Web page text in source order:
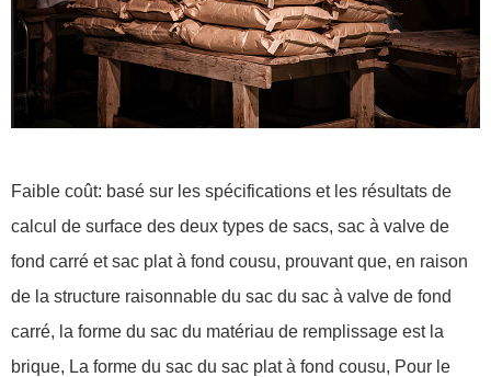
Faible coût: basé sur les spécifications et les résultats de
calcul de surface des deux types de sacs, sac à valve de
fond carré et sac plat à fond cousu, prouvant que, en raison
de la structure raisonnable du sac du sac à valve de fond
carré, la forme du sac du matériau de remplissage est la
brique, La forme du sac du sac plat à fond cousu, Pour le